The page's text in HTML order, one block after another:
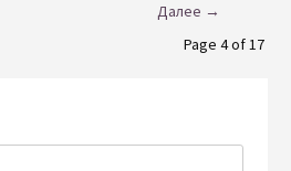
Далее →
Page 4 of 17